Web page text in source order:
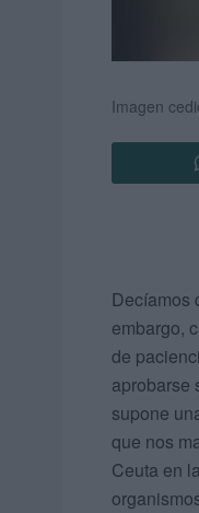
Imagen
Decíamos
embargo,
de
aprobarse
supone
que nos
Ceuta en